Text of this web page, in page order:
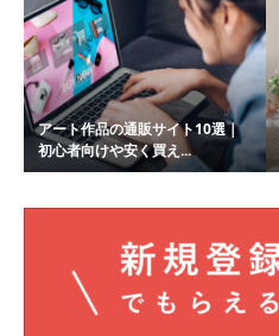
アート作品の通販サイト10選｜
初心者向けや安く買え...